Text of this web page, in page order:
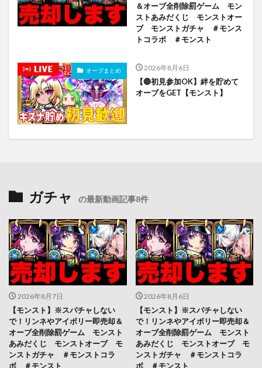
＆オーブ全削除罰ゲーム モン
ストあみだくじ モンストオー
ブ モンストガチャ ＃モンス
トコラボ ＃モンスト
オーブまとめ 2026年8月6日
【🔴初見参加OK】絆を貯めて
オーブをGET【モンスト】
ガチャ の最新動画記事8件
2026年8月7日
【モンスト】※スパチャしない
で！リンネやアイボリー即売却＆
オーブ全削除罰ゲーム モンスト
あみだくじ モンストオーブ モ
ンストガチャ ＃モンストコラ
ボ ＃モンスト
2026年8月6日
【モンスト】※スパチャしない
で！リンネやアイボリー即売却＆
オーブ全削除罰ゲーム モンスト
あみだくじ モンストオーブ モ
ンストガチャ ＃モンストコラ
ボ ＃モンスト